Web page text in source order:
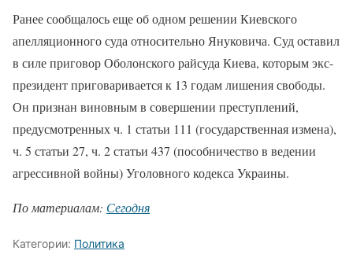
Ранее сообщалось еще об одном решении Киевского
апелляционного суда относительно Януковича. Суд оставил
в силе приговор Оболонского райсуда Киева, которым экс-
президент приговаривается к 13 годам лишения свободы.
Он признан виновным в совершении преступлений,
предусмотренных ч. 1 статьи 111 (государственная измена),
ч. 5 статьи 27, ч. 2 статьи 437 (пособничество в ведении
агрессивной войны) Уголовного кодекса Украины.
По материалам: Сегодня
Категории: Политика